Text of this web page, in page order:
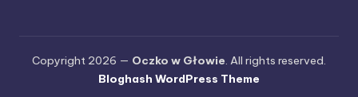
Copyright 2026 — Oczko w Głowie. All rights reserved.
Bloghash WordPress Theme